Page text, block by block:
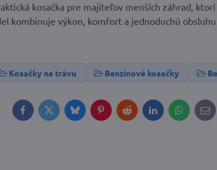
kosačka pre majiteľov menších záhrad,
kombinuje výkon, komfort a jednoduchú
Kosačky na trávu Benzínové kosačky
FacebookTwitterBlueskyPinterestRedditLinkedInWhatsApp
E-
mail